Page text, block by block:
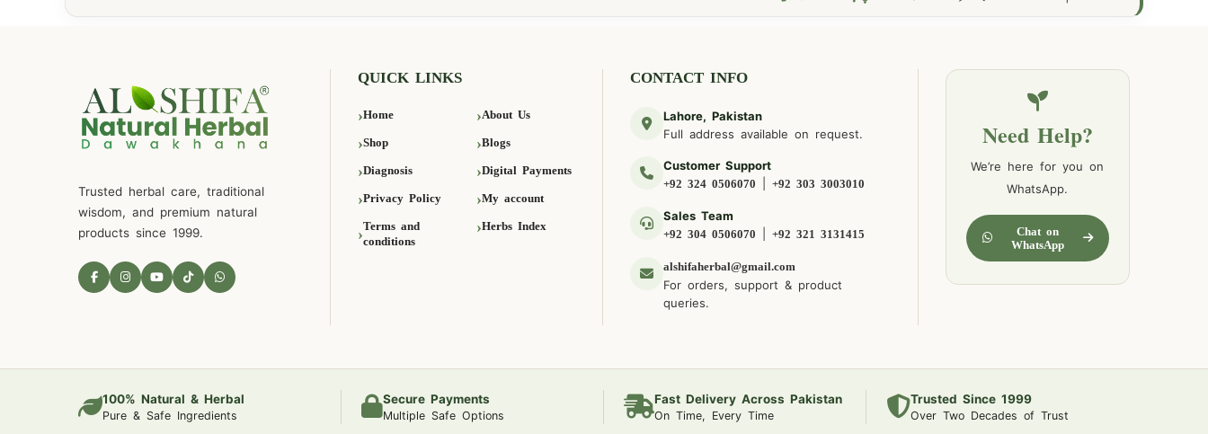
Trusted herbal care, traditional
wisdom, and premium natural
products since 1999.
QUICK LINKS
Home About Us
Shop Blogs
Diagnosis Digital Payments
Privacy Policy My account
Terms and
conditions
Herbs Index
CONTACT INFO
Lahore, Pakistan
Full address available on request.
Customer Support
+92 324 0506070 |+92 303 3003010
Sales Team
+92 304 0506070 |+92 321 3131415
alshifaherbal@gmail.com
For orders, support & product
queries.
Need Help?
We’re here for you on
WhatsApp.
Chat on
WhatsApp
100% Natural & Herbal
Pure & Safe Ingredients
Secure Payments
Multiple Safe Options
Fast Delivery Across Pakistan
On Time, Every Time
Trusted Since 1999
Over Two Decades of Trust